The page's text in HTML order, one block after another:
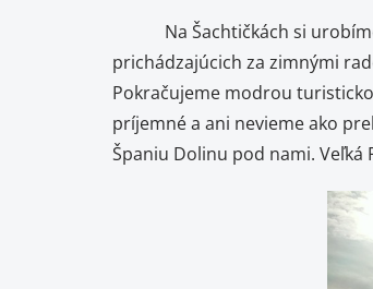
Na Šachtičkách si urobíme
prichádzajúcich za zimnými
Pokračujeme modrou
príjemné a ani nevieme ako
Španiu Dolinu pod nami.